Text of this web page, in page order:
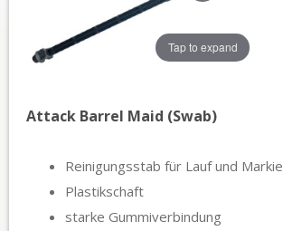
Tap to expand
Attack Barrel Maid (Swab)
Reinigungsstab für Lauf und
Plastikschaft
starke Gummiverbindung